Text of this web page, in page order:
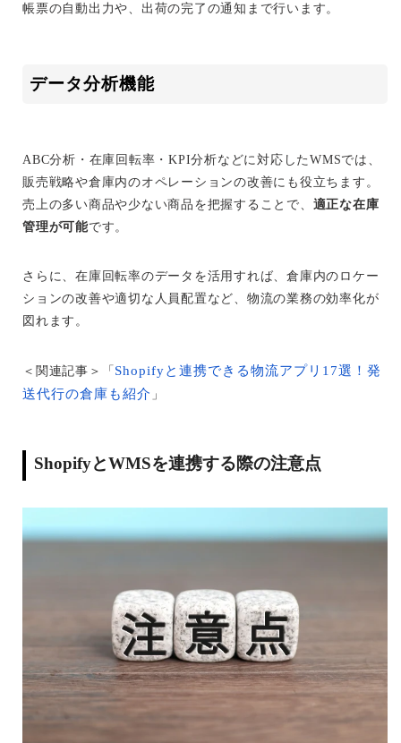
帳票の自動出力や、出荷の完了の通知まで行います。
データ分析機能
ABC分析・在庫回転率・KPI分析などに対応したWMSでは、
販売戦略や倉庫内のオペレーションの改善にも役立ちます。
売上の多い商品や少ない商品を把握することで、 適正な在庫
管理が可能です。
さらに、在庫回転率のデータを活用すれば、倉庫内のロケー
ションの改善や適切な人員配置など、物流の業務の効率化が
図れます。
＜関連記事＞「 Shopifyと連携できる物流アプリ17選！発
送代行の倉庫も紹介 」
ShopifyとWMSを連携する際の注意点